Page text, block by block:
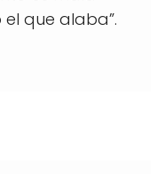
que alaba”.